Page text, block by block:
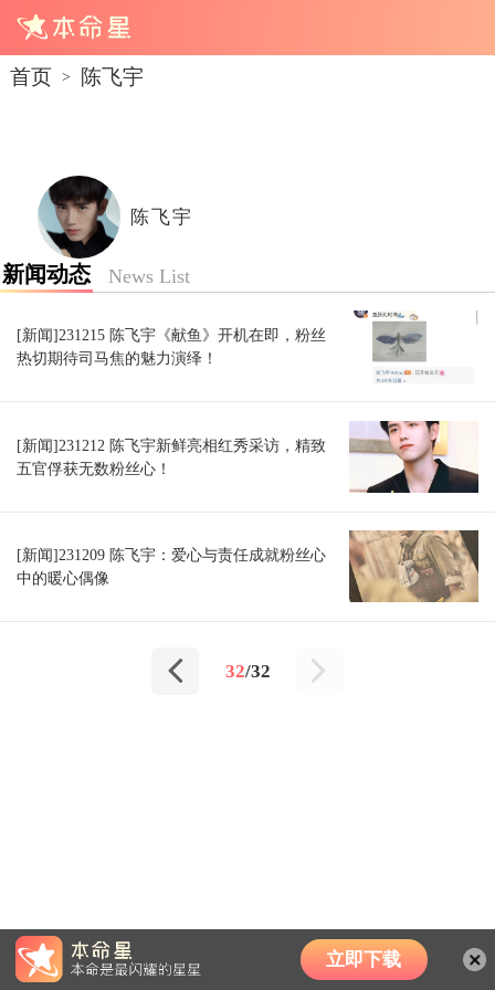
首页 > 陈飞宇
陈飞宇
新闻动态 News List
[新闻]231215 陈飞宇《献鱼》开机在即，粉丝
热切期待司马焦的魅力演绎！
[新闻]231212 陈飞宇新鲜亮相红秀采访，精致
五官俘获无数粉丝心！
[新闻]231209 陈飞宇：爱心与责任成就粉丝心
中的暖心偶像
32/32
立即下载